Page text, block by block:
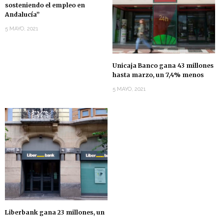
sosteniendo el empleo en
Andalucía”
5 MAYO, 2021
Unicaja Banco gana 43 millones
hasta marzo, un 7,4% menos
5 MAYO, 2021
Liberbank gana 23 millones, un